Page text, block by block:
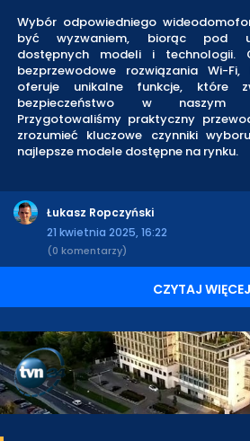
Wybór odpowiedniego
być wyzwaniem, biorąc pod
dostępnych modeli i technologii.
bezprzewodowe rozwiązania Wi-
oferuje unikalne funkcje, które
bezpieczeństwo w naszym
Przygotowaliśmy praktyczny
zrozumieć kluczowe czynniki
najlepsze modele dostępne na rynku.
Łukasz Ropczyński
21 kwietnia 2025, 16:22
(0 komentarzy)
CZYTAJ WIĘCEJ